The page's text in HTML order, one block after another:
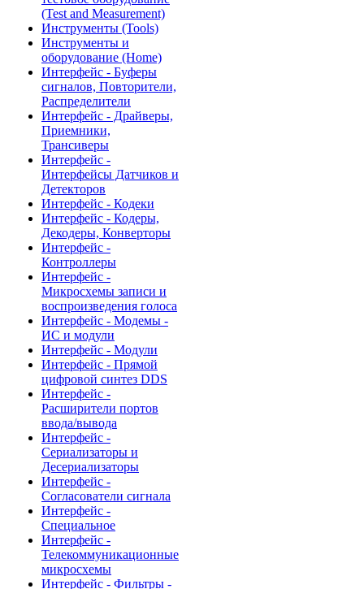
(Test and Measurement)
Инструменты (Tools)
Инструменты и
оборудование (Home)
Интерфейс - Буферы
сигналов, Повторители,
Распределители
Интерфейс - Драйверы,
Приемники,
Трансиверы
Интерфейс -
Интерфейсы Датчиков и
Детекторов
Интерфейс - Кодеки
Интерфейс - Кодеры,
Декодеры, Конверторы
Интерфейс -
Контроллеры
Интерфейс -
Микросхемы записи и
воспроизведения голоса
Интерфейс - Модемы -
ИС и модули
Интерфейс - Модули
Интерфейс - Прямой
цифровой синтез DDS
Интерфейс -
Расширители портов
ввода/вывода
Интерфейс -
Сериализаторы и
Десериализаторы
Интерфейс -
Согласователи сигнала
Интерфейс -
Специальное
Интерфейс -
Телекоммуникационные
микросхемы
Интерфейс - Фильтры -